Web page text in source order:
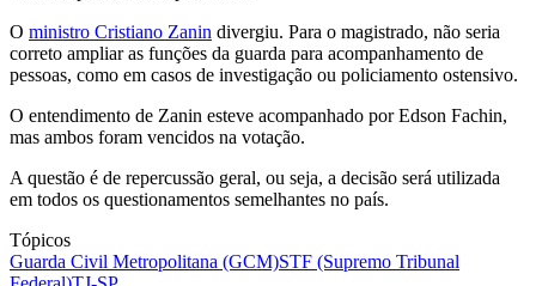
O ministro Cristiano Zanin divergiu. Para o magistrado, não seria
correto ampliar as funções da guarda para acompanhamento de
pessoas, como em casos de investigação ou policiamento ostensivo.
O entendimento de Zanin esteve acompanhado por Edson Fachin,
mas ambos foram vencidos na votação.
A questão é de repercussão geral, ou seja, a decisão será utilizada
em todos os questionamentos semelhantes no país.
Tópicos
Guarda Civil Metropolitana (GCM)STF (Supremo Tribunal